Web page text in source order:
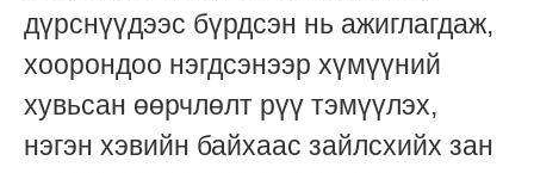
дүрснүүдээс бүрдсэн нь ажиглагдаж,
хоорондоо нэгдсэнээр хүмүүний
хувьсан өөрчлөлт рүү тэмүүлэх,
нэгэн хэвийн байхаас зайлсхийх зан